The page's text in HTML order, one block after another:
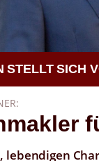
STELLT SICH
lebendigen